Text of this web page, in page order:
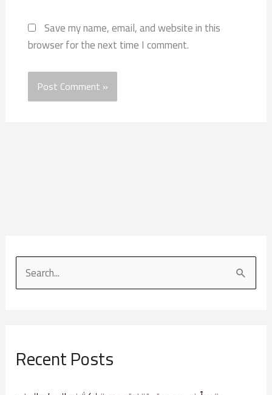
e
c
Recent Posts
Save my name, email, and website in this
browser for the next time I comment.